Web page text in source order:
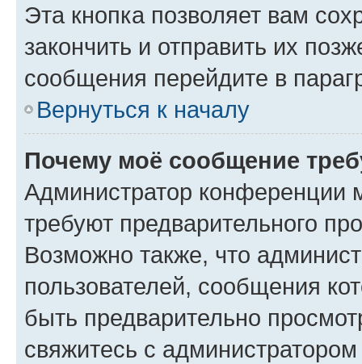
Эта кнопка позволяет вам
закончить и отправить их
сообщения перейдите в
Вернуться к началу
Почему моё сообщение
Администратор конференции
требуют предварительного
Возможно также, что
пользователей, сообщения
быть предварительно
свяжитесь с